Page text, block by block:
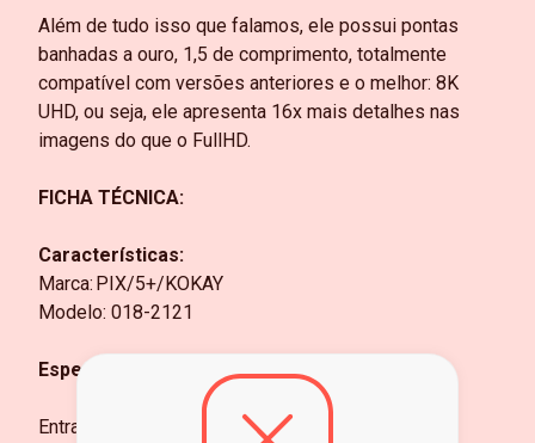
Além de tudo isso que falamos, ele possui pontas
banhadas a ouro, 1,5 de comprimento, totalmente
compatível com versões anteriores e o melhor: 8K
UHD, ou seja, ele apresenta 16x mais detalhes nas
imagens do que o FullHD.
FICHA TÉCNICA:
Características:
Marca: PIX/5+/KOKAY
Modelo: 018-2121
Especificações:
Entrada: